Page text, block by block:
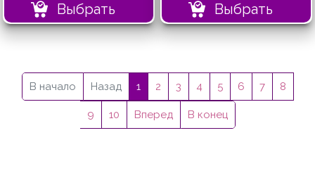
Выбрать Выбрать
В начало Назад 1 2 3 4 5 6 7 8
9 10 Вперед В конец